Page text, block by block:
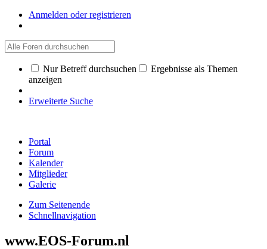
Anmelden oder registrieren
Nur Betreff durchsuchen
Ergebnisse als Themen
anzeigen
Erweiterte Suche
Portal
Forum
Kalender
Mitglieder
Galerie
Zum Seitenende
Schnellnavigation
www.EOS-Forum.nl